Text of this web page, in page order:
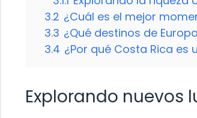
3.2 ¿Cuál es el mejor
3.3 ¿Qué destinos de
3.4 ¿Por qué Costa Rica
Explorando nuevos